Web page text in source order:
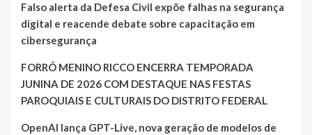
Falso alerta da Defesa Civil expõe falhas na segurança
digital e reacende debate sobre capacitação em
cibersegurança
FORRÓ MENINO RICCO ENCERRA TEMPORADA
JUNINA DE 2026 COM DESTAQUE NAS FESTAS
PAROQUIAIS E CULTURAIS DO DISTRITO FEDERAL
OpenAI lança GPT-Live, nova geração de modelos de